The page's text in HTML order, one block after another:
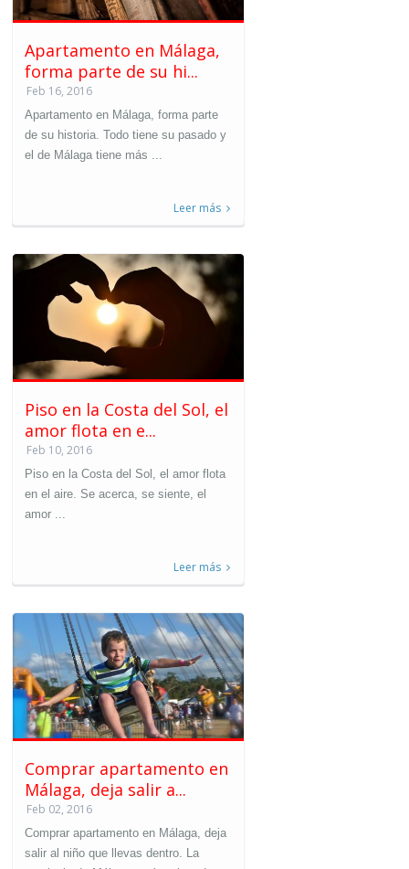
Apartamento en Málaga,
forma parte de su hi...
Feb 16, 2016
Apartamento en Málaga, forma parte
de su historia. Todo tiene su pasado y
el de Málaga tiene más ...
Leer más
Piso en la Costa del Sol, el
amor flota en e...
Feb 10, 2016
Piso en la Costa del Sol, el amor flota
en el aire. Se acerca, se siente, el
amor ...
Leer más
Comprar apartamento en
Málaga, deja salir a...
Feb 02, 2016
Comprar apartamento en Málaga, deja
salir al niño que llevas dentro. La